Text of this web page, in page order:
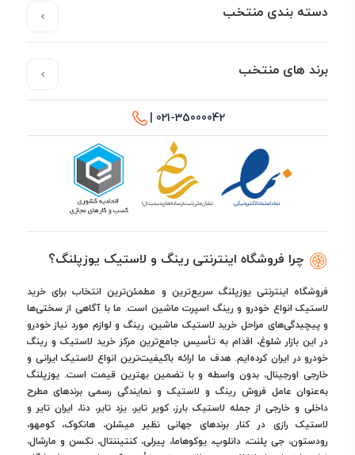
دسته بندی منتخب
برند های منتخب
021-35000042 |
چرا فروشگاه اینترنتی رینگ و لاستیک یوزپلنگ؟
فروشگاه اینترنتی یوزپلنگ سریع‌ترین و مطمئن‌ترین انتخاب برای خرید
لاستیک انواع خودرو و رینگ اسپرت ماشین است. ما با آگاهی از سختی‌ها
و پیچیدگی‌های مراحل خرید لاستیک ماشین، رینگ و لوازم مورد نیاز خودرو
در این بازار شلوغ، اقدام به تأسیس جامع‌ترین مرکز خرید لاستیک و رینگ
خودرو در ایران کرده‌ایم. هدف ما ارائه باکیفیت‌ترین انواع لاستیک ایرانی و
خارجی اورجینال، بدون واسطه و با تضمین بهترین قیمت است. یوزپلنگ
به‌عنوان عامل فروش رینگ و لاستیک و نمایندگی رسمی برندهای مطرح
داخلی و خارجی از جمله لاستیک بارز، کویر تایر، یزد تایر، دنا، ایران تایر و
لاستیک رازی در کنار برندهای جهانی نظیر میشلن، هانکوک، کومهو،
رودستون، جی پلنت، دانلوپ، یوکوهاما، پیرلی، کنتیننتال، نکسن و مارشال،